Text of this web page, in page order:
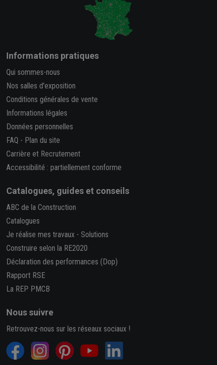
Informations pratiques
Qui sommes-nous
Nos salles d'exposition
Conditions générales de vente
Informations légales
Données personnelles
FAQ - Plan du site
Carrière et Recrutement
Accessibilité : partiellement conforme
Catalogues, guides et conseils
ABC de la Construction
Catalogues
Je réalise mes travaux - Solutions
Construire selon la RE2020
Déclaration des performances (Dop)
Rapport RSE
La REP PMCB
Nous suivre
Retrouvez-nous sur les réseaux sociaux !